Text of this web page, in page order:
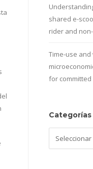
shared e-
rider and
Time-use
for committed
Categorías